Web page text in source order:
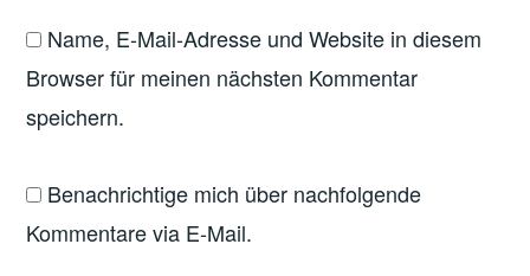
Name, E-Mail-Adresse und Website in diesem
Browser für meinen nächsten Kommentar
speichern.
Benachrichtige mich über nachfolgende
Kommentare via E-Mail.